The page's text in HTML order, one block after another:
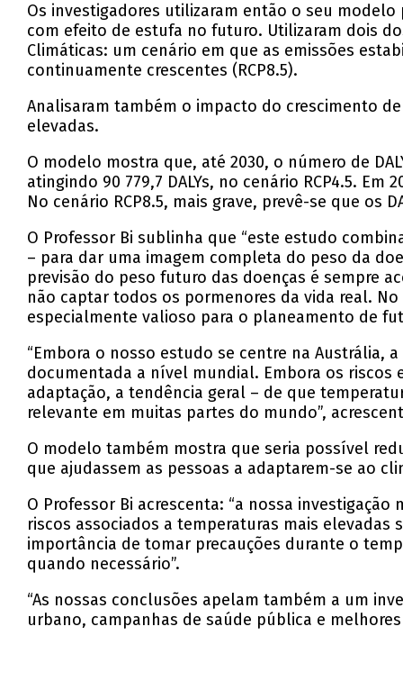
Os investigadores utilizaram então o seu
com efeito de estufa no futuro. Utilizaram dois
Climáticas: um cenário em que as emissões
continuamente crescentes (RCP8.5).
Analisaram também o impacto do crescimento
elevadas.
O modelo mostra que, até 2030, o número de
atingindo 90 779,7 DALYs, no cenário RCP4.5.
No cenário RCP8.5, mais grave, prevê-se que os
O Professor Bi sublinha que “este estudo
– para dar uma imagem completa do peso da
previsão do peso futuro das doenças é sempre
não captar todos os pormenores da vida real.
especialmente valioso para o planeamento de
“Embora o nosso estudo se centre na Austrália,
documentada a nível mundial. Embora os riscos
adaptação, a tendência geral – de que
relevante em muitas partes do mundo”,
O modelo também mostra que seria possível
que ajudassem as pessoas a adaptarem-se ao
O Professor Bi acrescenta: “a nossa
riscos associados a temperaturas mais
importância de tomar precauções durante o
quando necessário”.
“As nossas conclusões apelam também a um
urbano, campanhas de saúde pública e